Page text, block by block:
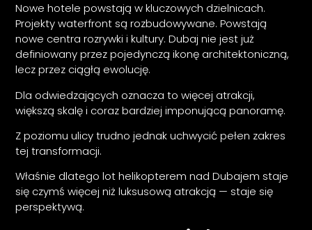
Nowe hotele powstają w kluczowych dzielnicach.
Projekty waterfront są rozbudowywane. Powstają
nowe centra rozrywki i kultury. Dubaj nie jest już
definiowany przez pojedynczą ikonę architektoniczną,
lecz przez ciągłą ewolucję.
Dla odwiedzających oznacza to więcej atrakcji,
większą skalę i coraz bardziej imponującą panoramę.
Z poziomu ulicy trudno jednak uchwycić pełen zakres
tej transformacji.
Właśnie dlatego lot helikopterem nad Dubajem staje
się czymś więcej niż luksusową atrakcją — staje się
perspektywą.